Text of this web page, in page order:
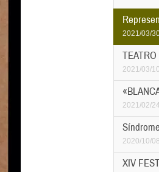
2021/03/
2021/03/10
2021/02/24
2020/10/08
XIV